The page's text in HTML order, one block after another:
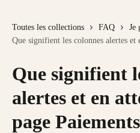
Toutes les collections FAQ
Je
Que signifient les colonnes alertes et
Que signifient
alertes et en
page